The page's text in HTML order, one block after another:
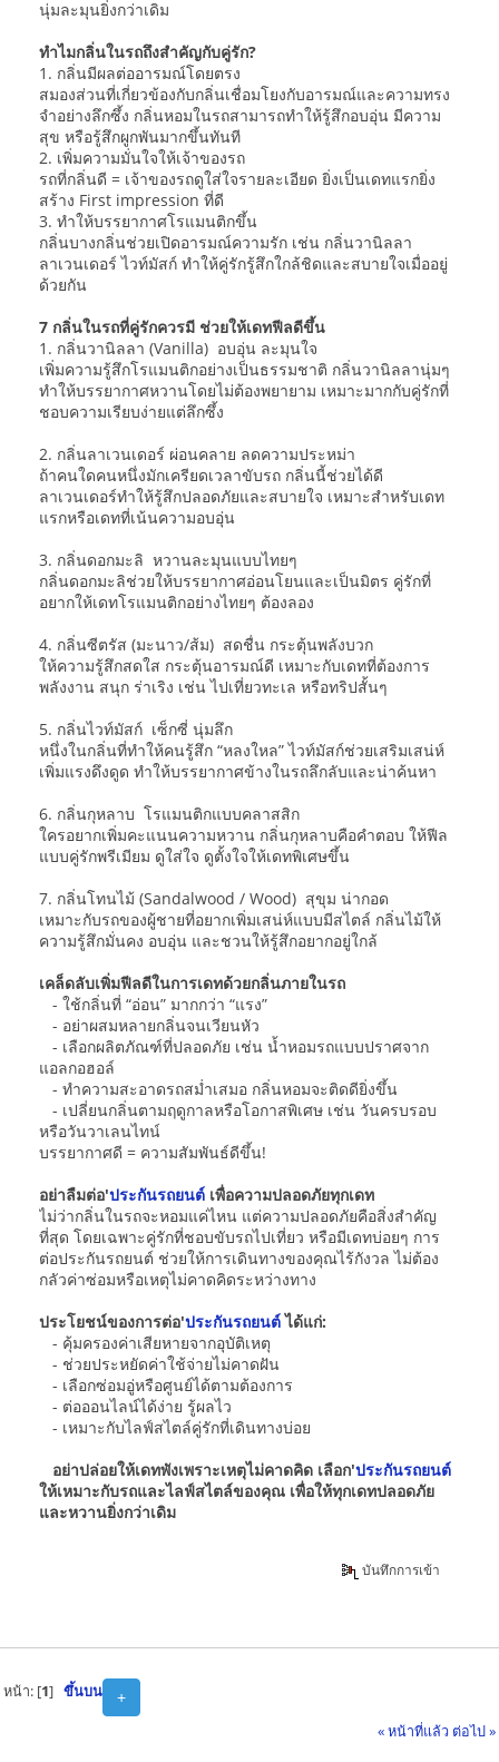
นุ่มละมุนยิ่งกว่าเดิม
ทำไมกลิ่นในรถถึงสำคัญกับคู่รัก?
1. กลิ่นมีผลต่ออารมณ์โดยตรง
สมองส่วนที่เกี่ยวข้องกับกลิ่นเชื่อมโยงกับอารมณ์และความทรง
จำอย่างลึกซึ้ง กลิ่นหอมในรถสามารถทำให้รู้สึกอบอุ่น มีความ
สุข หรือรู้สึกผูกพันมากขึ้นทันที
2. เพิ่มความมั่นใจให้เจ้าของรถ
รถที่กลิ่นดี = เจ้าของรถดูใส่ใจรายละเอียด ยิ่งเป็นเดทแรกยิ่ง
สร้าง First impression ที่ดี
3. ทำให้บรรยากาศโรแมนติกขึ้น
กลิ่นบางกลิ่นช่วยเปิดอารมณ์ความรัก เช่น กลิ่นวานิลลา
ลาเวนเดอร์ ไวท์มัสก์ ทำให้คู่รักรู้สึกใกล้ชิดและสบายใจเมื่ออยู่
ด้วยกัน
7 กลิ่นในรถที่คู่รักควรมี ช่วยให้เดทฟีลดีขึ้น
1. กลิ่นวานิลลา (Vanilla) อบอุ่น ละมุนใจ
เพิ่มความรู้สึกโรแมนติกอย่างเป็นธรรมชาติ กลิ่นวานิลลานุ่มๆ
ทำให้บรรยากาศหวานโดยไม่ต้องพยายาม เหมาะมากกับคู่รักที่
ชอบความเรียบง่ายแต่ลึกซึ้ง
2. กลิ่นลาเวนเดอร์ ผ่อนคลาย ลดความประหม่า
ถ้าคนใดคนหนึ่งมักเครียดเวลาขับรถ กลิ่นนี้ช่วยได้ดี
ลาเวนเดอร์ทำให้รู้สึกปลอดภัยและสบายใจ เหมาะสำหรับเดท
แรกหรือเดทที่เน้นความอบอุ่น
3. กลิ่นดอกมะลิ หวานละมุนแบบไทยๆ
กลิ่นดอกมะลิช่วยให้บรรยากาศอ่อนโยนและเป็นมิตร คู่รักที่
อยากให้เดทโรแมนติกอย่างไทยๆ ต้องลอง
4. กลิ่นซีตรัส (มะนาว/ส้ม) สดชื่น กระตุ้นพลังบวก
ให้ความรู้สึกสดใส กระตุ้นอารมณ์ดี เหมาะกับเดทที่ต้องการ
พลังงาน สนุก ร่าเริง เช่น ไปเที่ยวทะเล หรือทริปสั้นๆ
5. กลิ่นไวท์มัสก์ เซ็กซี่ นุ่มลึก
หนึ่งในกลิ่นที่ทำให้คนรู้สึก “หลงใหล” ไวท์มัสก์ช่วยเสริมเสน่ห์
เพิ่มแรงดึงดูด ทำให้บรรยากาศข้างในรถลึกลับและน่าค้นหา
6. กลิ่นกุหลาบ โรแมนติกแบบคลาสสิก
ใครอยากเพิ่มคะแนนความหวาน กลิ่นกุหลาบคือคำตอบ ให้ฟีล
แบบคู่รักพรีเมียม ดูใส่ใจ ดูตั้งใจให้เดทพิเศษขึ้น
7. กลิ่นโทนไม้ (Sandalwood / Wood) สุขุม น่ากอด
เหมาะกับรถของผู้ชายที่อยากเพิ่มเสน่ห์แบบมีสไตล์ กลิ่นไม้ให้
ความรู้สึกมั่นคง อบอุ่น และชวนให้รู้สึกอยากอยู่ใกล้
เคล็ดลับเพิ่มฟีลดีในการเดทด้วยกลิ่นภายในรถ
- ใช้กลิ่นที่ “อ่อน” มากกว่า “แรง”
- อย่าผสมหลายกลิ่นจนเวียนหัว
- เลือกผลิตภัณฑ์ที่ปลอดภัย เช่น น้ำหอมรถแบบปราศจาก
แอลกอฮอล์
- ทำความสะอาดรถสม่ำเสมอ กลิ่นหอมจะติดดียิ่งขึ้น
- เปลี่ยนกลิ่นตามฤดูกาลหรือโอกาสพิเศษ เช่น วันครบรอบ
หรือวันวาเลนไทน์
บรรยากาศดี = ความสัมพันธ์ดีขึ้น!
อย่าลืมต่อ'ประกันรถยนต์ เพื่อความปลอดภัยทุกเดท
ไม่ว่ากลิ่นในรถจะหอมแค่ไหน แต่ความปลอดภัยคือสิ่งสำคัญ
ที่สุด โดยเฉพาะคู่รักที่ชอบขับรถไปเที่ยว หรือมีเดทบ่อยๆ การ
ต่อประกันรถยนต์ ช่วยให้การเดินทางของคุณไร้กังวล ไม่ต้อง
กลัวค่าซ่อมหรือเหตุไม่คาดคิดระหว่างทาง
ประโยชน์ของการต่อ'ประกันรถยนต์ได้แก่:
- คุ้มครองค่าเสียหายจากอุบัติเหตุ
- ช่วยประหยัดค่าใช้จ่ายไม่คาดฝัน
- เลือกซ่อมอู่หรือศูนย์ได้ตามต้องการ
- ต่อออนไลน์ได้ง่าย รู้ผลไว
- เหมาะกับไลฟ์สไตล์คู่รักที่เดินทางบ่อย
อย่าปล่อยให้เดทพังเพราะเหตุไม่คาดคิด เลือก'ประกันรถยนต์
ให้เหมาะกับรถและไลฟ์สไตล์ของคุณ เพื่อให้ทุกเดทปลอดภัย
และหวานยิ่งกว่าเดิม
บันทึกการเข้า
+
หน้า: [1] ขึ้นบน
« หน้าที่แล้ว ต่อไป »